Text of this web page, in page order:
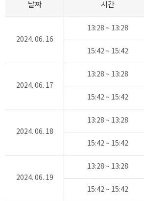
날짜 시간
2024. 06. 16
13:28 ~ 13:28
15:42 ~ 15:42
2024. 06. 17
13:28 ~ 13:28
15:42 ~ 15:42
2024. 06. 18
13:28 ~ 13:28
15:42 ~ 15:42
2024. 06. 19
13:28 ~ 13:28
15:42 ~ 15:42